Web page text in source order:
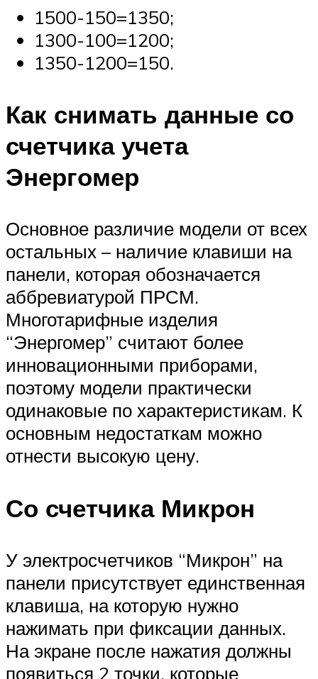
1500-150=1350;
1300-100=1200;
1350-1200=150.
Как снимать данные со
счетчика учета
Энергомер
Основное различие модели от всех
остальных – наличие клавиши на
панели, которая обозначается
аббревиатурой ПРСМ.
Многотарифные изделия
“Энергомер” считают более
инновационными приборами,
поэтому модели практически
одинаковые по характеристикам. К
основным недостаткам можно
отнести высокую цену.
Со счетчика Микрон
У электросчетчиков “Микрон” на
панели присутствует единственная
клавиша, на которую нужно
нажимать при фиксации данных.
На экране после нажатия должны
появиться 2 точки, которые